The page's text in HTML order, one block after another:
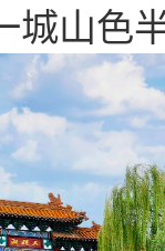
城山色